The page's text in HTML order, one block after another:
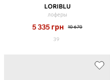
LORIBLU
лоферы
5 335 грн 10 670
39